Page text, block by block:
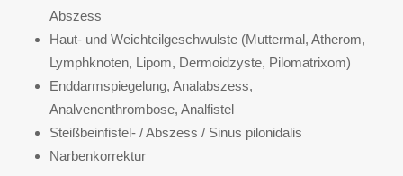
Abszess
Haut- und Weichteilgeschwulste (Muttermal, Atherom,
Lymphknoten, Lipom, Dermoidzyste, Pilomatrixom)
Enddarmspiegelung, Analabszess,
Analvenenthrombose, Analfistel
Steißbeinfistel- / Abszess / Sinus pilonidalis
Narbenkorrektur